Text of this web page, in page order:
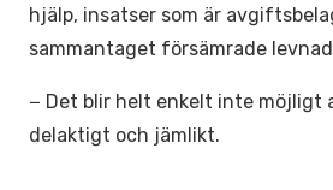
hjälp, insatser som är
sammantaget försämrade
− Det blir helt enkelt inte möjligt
delaktigt och jämlikt.